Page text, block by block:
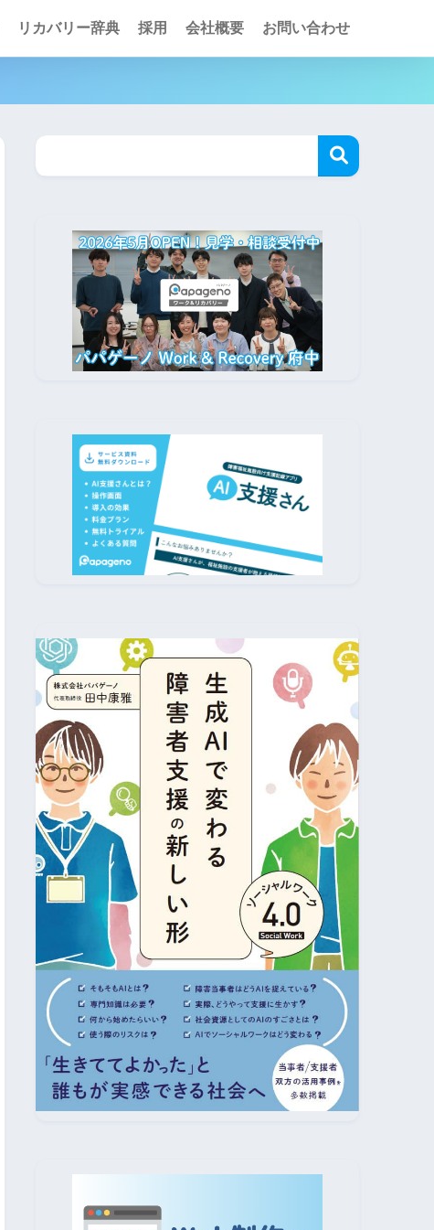
リカバリー辞典 採用 会社概要 お問い合わせ